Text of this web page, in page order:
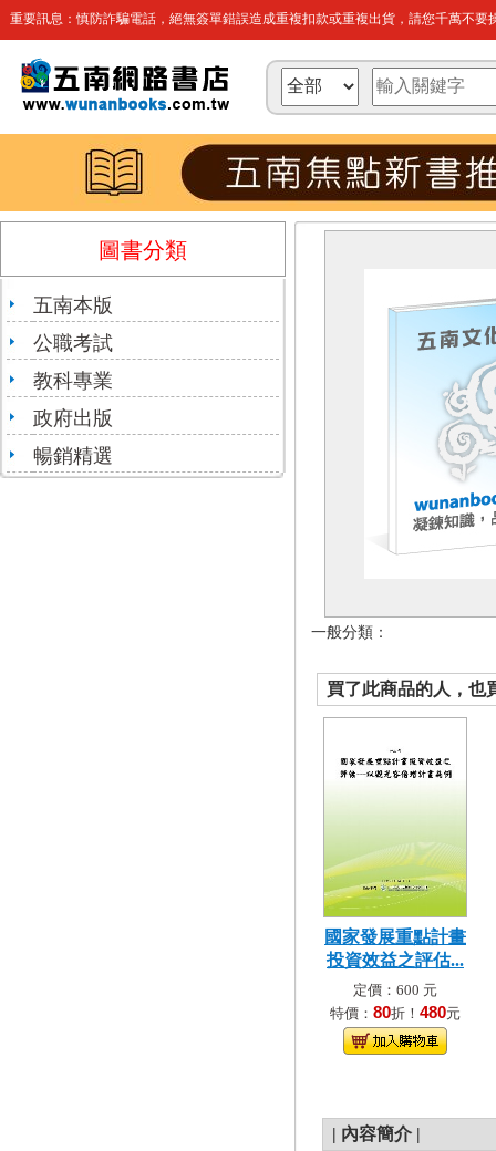
重要訊息：慎防詐騙電話，絕無簽單錯誤造成重複扣款或重複出貨，請您千萬不要
圖書分類
五南本版
公職考試
教科專業
政府出版
暢銷精選
一般分類：
買了此商品的人，也
國家發展重點計畫
投資效益之評估...
定價：600 元
特價： 80折！ 480元
| 內容簡介 |